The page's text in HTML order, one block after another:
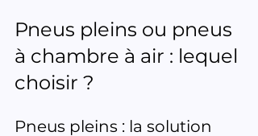
Pneus pleins ou pneus
à chambre à air : lequel
choisir ?
Pneus pleins : la solution